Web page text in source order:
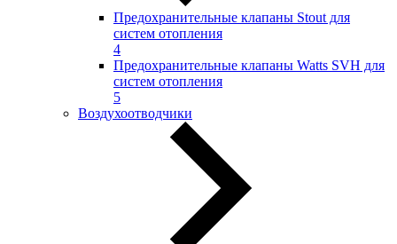
Предохранительные клапаны Stout для
систем отопления
4
Предохранительные клапаны Watts SVH для
систем отопления
5
Воздухоотводчики